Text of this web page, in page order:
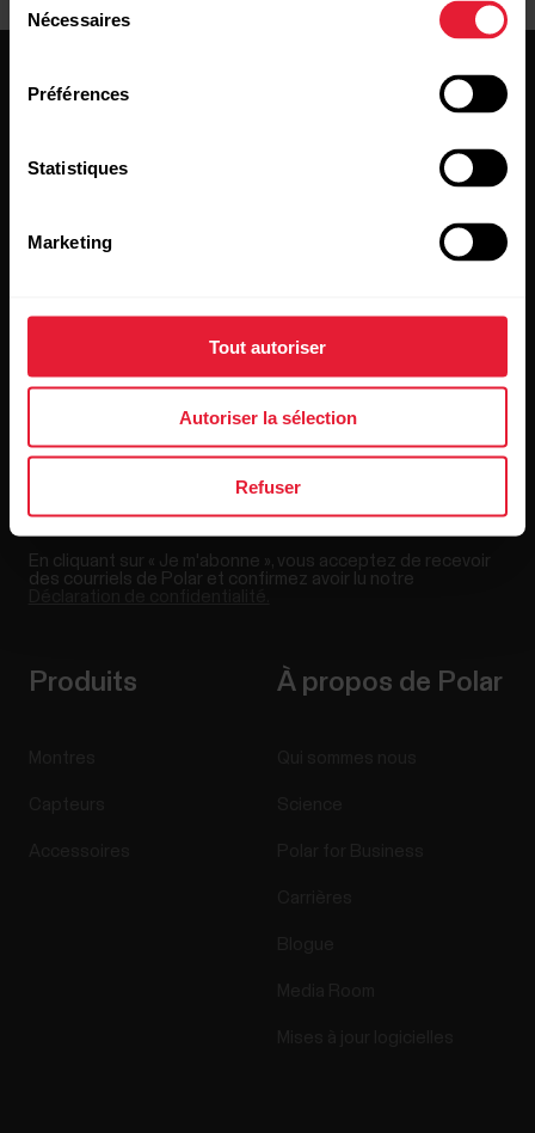
Nécessaires
Préférences
Statistiques
Marketing
Tout autoriser
Autoriser la sélection
Refuser
En cliquant sur « Je m'abonne », vous acceptez de recevoir
des courriels de Polar et confirmez avoir lu notre
Produits À propos de Polar